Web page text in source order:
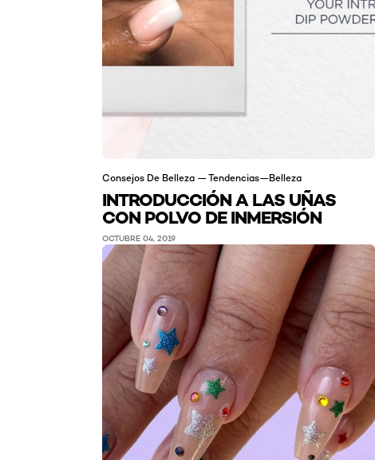
Consejos De Belleza — Tendencias—Belleza
INTRODUCCIÓN A LAS UÑAS
CON POLVO DE INMERSIÓN
OCTUBRE 04, 2019